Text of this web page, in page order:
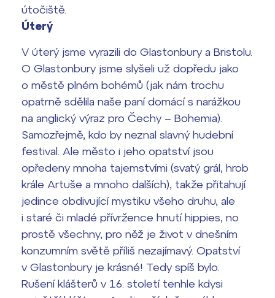
útočiště.
Úterý
V úterý jsme vyrazili do Glastonbury a Bristolu.
O Glastonbury jsme slyšeli už dopředu jako
o městě plném bohémů (jak nám trochu
opatrně sdělila naše paní domácí s narážkou
na anglický výraz pro Čechy – Bohemia).
Samozřejmě, kdo by neznal slavný hudební
festival. Ale město i jeho opatství jsou
opředeny mnoha tajemstvími (svatý grál, hrob
krále Artuše a mnoho dalších), takže přitahují
jedince obdivující mystiku všeho druhu, ale
i staré či mladé přívržence hnutí hippies, no
prostě všechny, pro něž je život v dnešním
konzumním světě příliš nezajímavý. Opatství
v Glastonbury je krásné! Tedy spíš bylo.
Rušení klášterů v 16. století tenhle kdysi